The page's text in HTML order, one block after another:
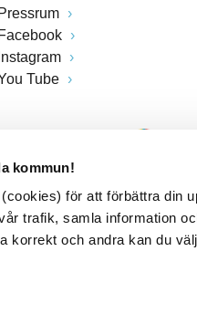
kommun!
för att förbättra din
trafik, samla information
korrekt och andra kan du
Pressrum
Facebook
Instagram
Tube